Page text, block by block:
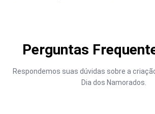
Perguntas
Respondemos suas dúvidas sobre a
Dia dos Namorados.